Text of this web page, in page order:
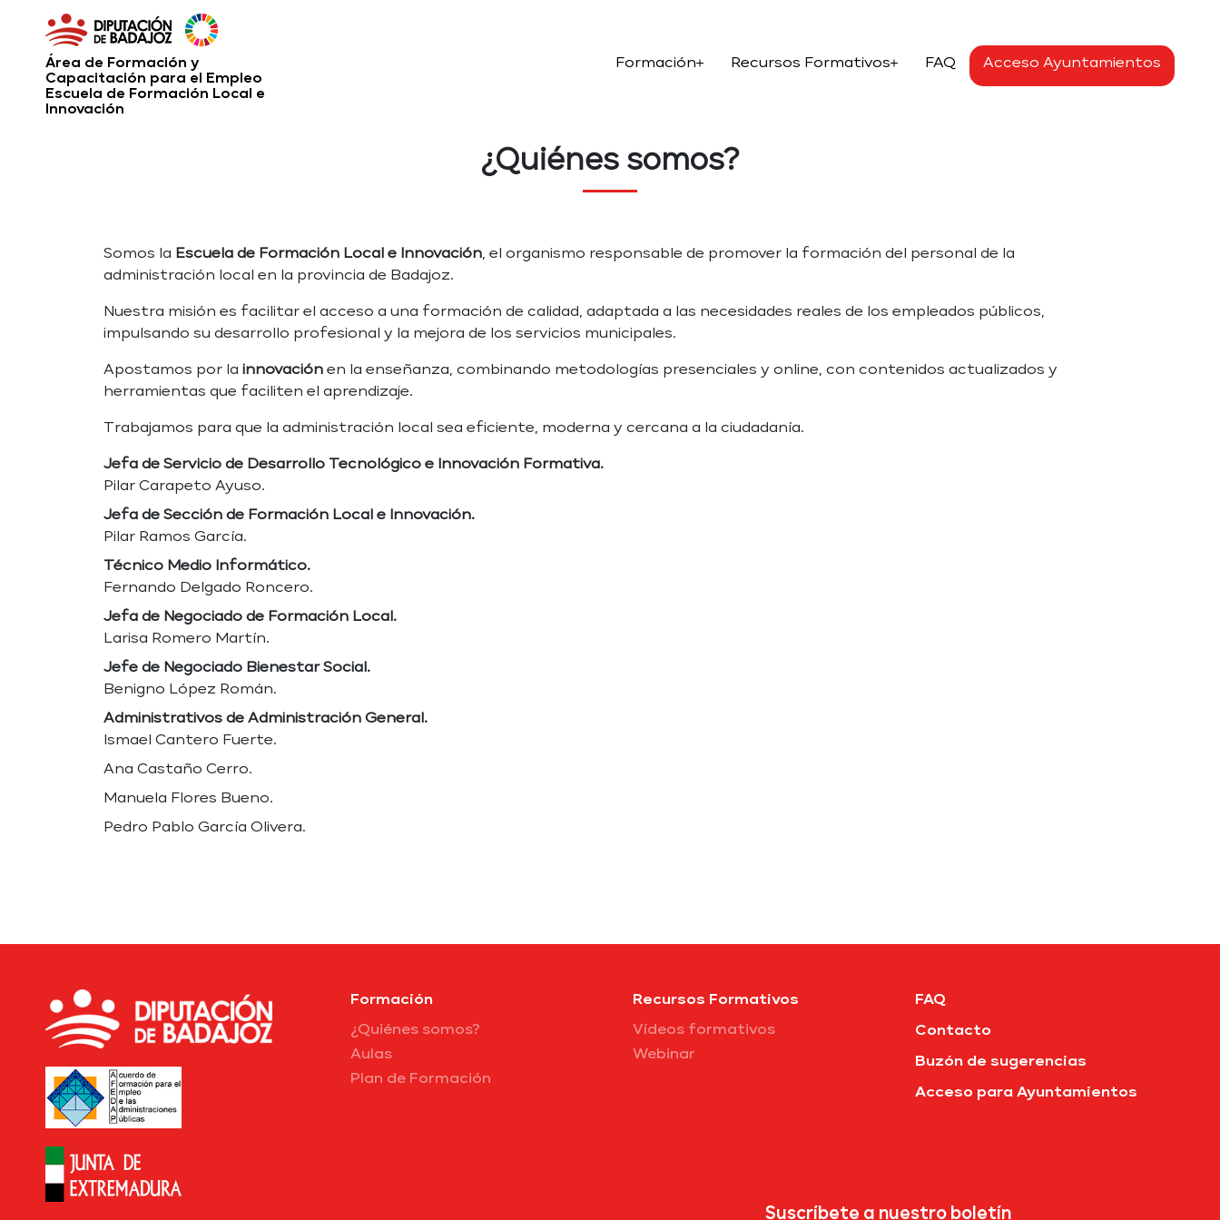
Área de Formación y
Capacitación para el Empleo
Escuela de Formación Local e
Innovación
Formación Recursos Formativos FAQ Acceso Ayuntamientos
¿Quiénes somos?
Somos la Escuela de Formación Local e Innovación, el organismo responsable de promover la formación del personal de la
administración local en la provincia de Badajoz.
Nuestra misión es facilitar el acceso a una formación de calidad, adaptada a las necesidades reales de los empleados públicos,
impulsando su desarrollo profesional y la mejora de los servicios municipales.
Apostamos por la innovación en la enseñanza, combinando metodologías presenciales y online, con contenidos actualizados y
herramientas que faciliten el aprendizaje.
Trabajamos para que la administración local sea eficiente, moderna y cercana a la ciudadanía.
Jefa de Servicio de Desarrollo Tecnológico e Innovación Formativa.
Pilar Carapeto Ayuso.
Jefa de Sección de Formación Local e Innovación.
Pilar Ramos García.
Técnico Medio Informático.
Fernando Delgado Roncero.
Jefa de Negociado de Formación Local.
Larisa Romero Martín.
Jefe de Negociado Bienestar Social.
Benigno López Román.
Administrativos de Administración General.
Ismael Cantero Fuerte.
Ana Castaño Cerro.
Manuela Flores Bueno.
Pedro Pablo García Olivera.
Formación
¿Quiénes somos?
Aulas
Plan de Formación
Recursos Formativos
Vídeos formativos
Webinar
FAQ
Contacto
Buzón de sugerencias
Acceso para Ayuntamientos
Suscríbete a nuestro boletín